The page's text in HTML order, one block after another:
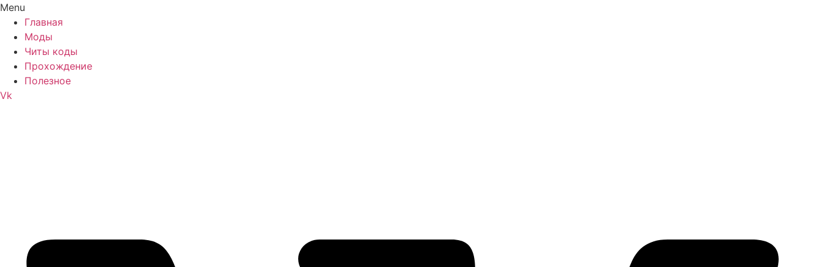
Menu
Главная
Моды
Читы коды
Прохождение
Полезное
Vk